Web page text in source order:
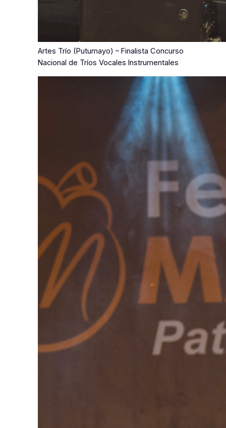
Artes Trío (Putumayo) – Finalista Concurso
Nacional de Tríos Vocales Instrumentales